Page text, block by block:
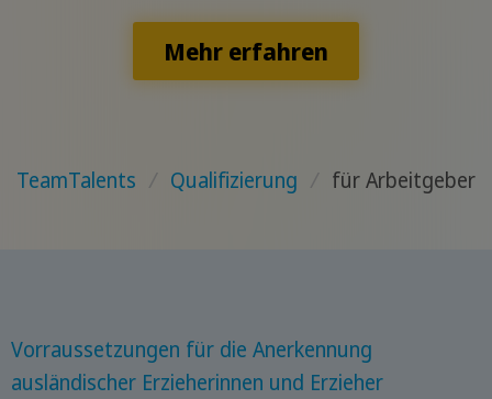
Mehr erfahren
TeamTalents / Qualifizierung für Arbeitgeber
Vorraussetzungen für die Anerkennung
ausländischer Erzieherinnen und Erzieher